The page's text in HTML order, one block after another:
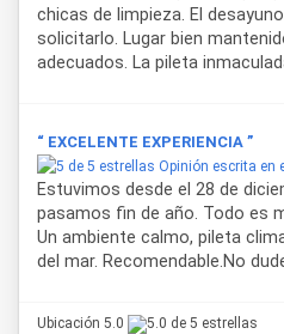
chicas de limpieza. El
solicitarlo. Lugar bien
adecuados. La pileta
“ EXCELENTE EXPERIENCIA ”
Opinión escrita en
Estuvimos desde el 28 de
pasamos fin de año. Todo es
Un ambiente calmo, pileta
del mar. Recomendable.No
Ubicación 5.0